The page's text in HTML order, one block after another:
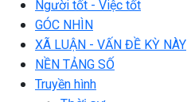
Người tốt - Việc tốt
GÓC NHÌN
XÃ LUẬN - VẤN ĐỀ KỲ NÀY
NỀN TẢNG SỐ
Truyền hình